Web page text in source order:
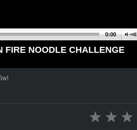
0:00
NOODLE CHALLENGE